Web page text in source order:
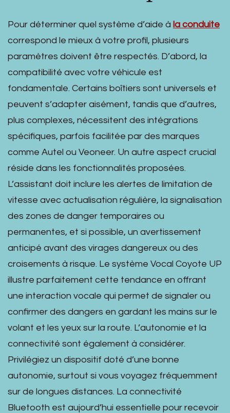
Pour déterminer quel système d’aide à la conduite
correspond le mieux à votre profil, plusieurs
paramètres doivent être respectés. D’abord, la
compatibilité avec votre véhicule est
fondamentale. Certains boîtiers sont universels et
peuvent s’adapter aisément, tandis que d’autres,
plus complexes, nécessitent des intégrations
spécifiques, parfois facilitée par des marques
comme Autel ou Veoneer. Un autre aspect crucial
réside dans les fonctionnalités proposées.
L’assistant doit inclure les alertes de limitation de
vitesse avec actualisation régulière, la signalisation
des zones de danger temporaires ou
permanentes, et si possible, un avertissement
anticipé avant des virages dangereux ou des
croisements à risque. Le système Vocal Coyote UP
illustre parfaitement cette tendance en offrant
une interaction vocale qui permet de signaler ou
confirmer des dangers en gardant les mains sur le
volant et les yeux sur la route. L’autonomie et la
connectivité sont également à considérer.
Privilégiez un dispositif doté d’une bonne
autonomie, surtout si vous voyagez fréquemment
sur de longues distances. La connectivité
Bluetooth est aujourd’hui essentielle pour recevoir